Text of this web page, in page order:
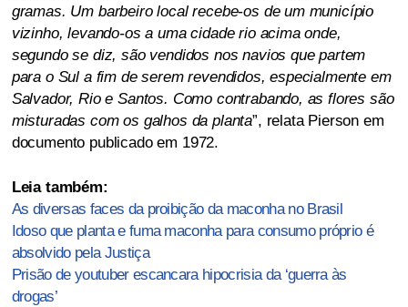
gramas. Um barbeiro local recebe-os de um município
vizinho, levando-os a uma cidade rio acima onde,
segundo se diz, são vendidos nos navios que partem
para o Sul a fim de serem revendidos, especialmente em
Salvador, Rio e Santos. Como contrabando, as flores são
misturadas com os galhos da planta”, relata Pierson em
documento publicado em 1972.
Leia também:
As diversas faces da proibição da maconha no Brasil
Idoso que planta e fuma maconha para consumo próprio é
absolvido pela Justiça
Prisão de youtuber escancara hipocrisia da ‘guerra às
drogas’